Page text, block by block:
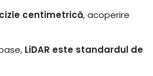
centimetrică, acoperire
LiDAR este standardul de